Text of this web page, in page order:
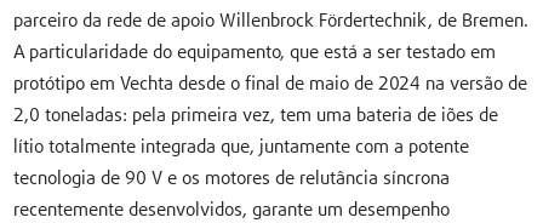
parceiro da rede de apoio Willenbrock Fördertechnik, de Bremen.
A particularidade do equipamento, que está a ser testado em
protótipo em Vechta desde o final de maio de 2024 na versão de
2,0 toneladas: pela primeira vez, tem uma bateria de iões de
lítio totalmente integrada que, juntamente com a potente
tecnologia de 90 V e os motores de relutância síncrona
recentemente desenvolvidos, garante um desempenho